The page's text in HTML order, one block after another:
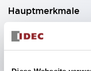
Hauptmerkmale
2-Kontakt-Block
Kontakt-
Isolierung